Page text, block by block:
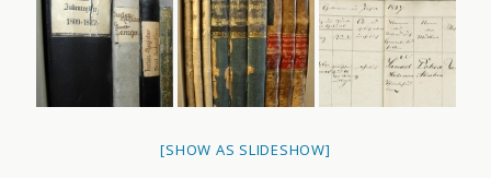
[SHOW AS SLIDESHOW]